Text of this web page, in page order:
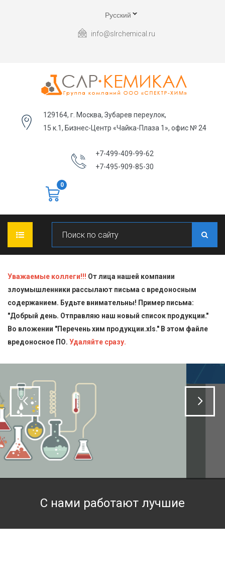
Русский
info@slrchemical.ru
129164, г. Москва, Зубарев переулок,
15 к.1, Бизнес-Центр «Чайка-Плаза 1», офис № 24
+7-499-409-99-62
+7-495-909-85-30
0
О КОМПАНИИ
ПРОДУКЦИЯ
Блескообразующие добавки
Кислоты
Пищевая химия для производств
Стандарт-титры
СТАТЬИ
СЕРТИФИКАТЫ
КОНТАКТЫ
Уважаемые коллеги!!! От лица нашей компании
злоумышленники рассылают письма с вредоносным
содержанием. Будьте внимательны! Пример письма:
"Добрый день. Отправляю наш новый список продукции."
Во вложении "Перечень хим продукции.xls." В этом файле
вредоносное ПО. Удаляйте сразу.
С нами работают лучшие